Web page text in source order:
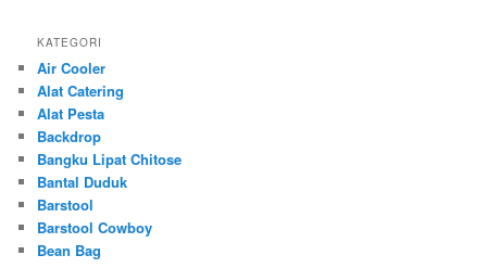
KATEGORI
Air Cooler
Alat Catering
Alat Pesta
Backdrop
Bangku Lipat Chitose
Bantal Duduk
Barstool
Barstool Cowboy
Bean Bag